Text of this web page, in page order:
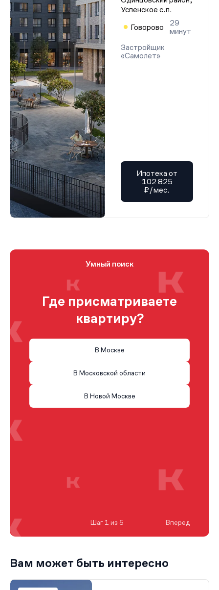
Успенское с.п.
Говорово
29
минут
Застройщик
«Самолет»
Ипотека от
102 825
₽/мес.
Умный поиск
Где присматриваете
квартиру?
В Москве
В Московской области
В Новой Москве
Шаг 1 из 5 Вперед
Вам может быть интересно